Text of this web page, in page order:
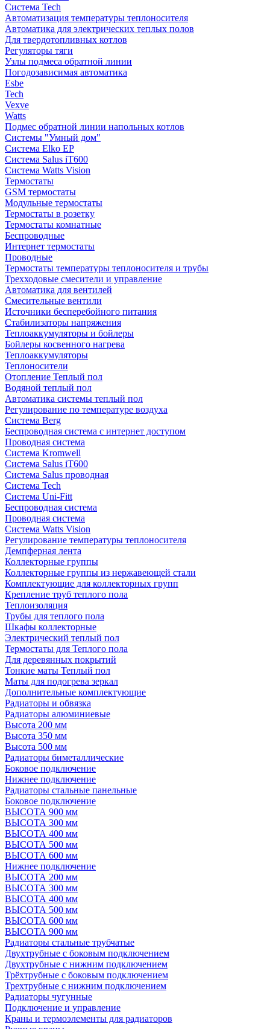
Система Tech
Автоматизация температуры теплоносителя
Автоматика для электрических теплых полов
Для твердотопливных котлов
Регуляторы тяги
Узлы подмеса обратной линии
Погодозависимая автоматика
Esbe
Tech
Vexve
Watts
Подмес обратной линии напольных котлов
Системы "Умный дом"
Система Elko EP
Система Salus iT600
Система Watts Vision
Термостаты
GSM термостаты
Модульные термостаты
Термостаты в розетку
Термостаты комнатные
Беспроводные
Интернет термостаты
Проводные
Термостаты температуры теплоносителя и трубы
Трехходовые смесители и управление
Автоматика для вентилей
Смесительные вентили
Источники бесперебойного питания
Стабилизаторы напряжения
Теплоаккумуляторы и бойлеры
Бойлеры косвенного нагрева
Теплоаккумуляторы
Теплоносители
Отопление Теплый пол
Водяной теплый пол
Автоматика системы теплый пол
Регулирование по температуре воздуха
Система Berg
Беспроводная система с интернет доступом
Проводная система
Система Kromwell
Система Salus iT600
Система Salus проводная
Система Tech
Система Uni-Fitt
Беспроводная система
Проводная система
Система Watts Vision
Регулирование температуры теплоносителя
Демпферная лента
Коллекторные группы
Коллекторные группы из нержавеющей стали
Комплектующие для коллекторных групп
Крепление труб теплого пола
Теплоизоляция
Трубы для теплого пола
Шкафы коллекторные
Электрический теплый пол
Термостаты для Теплого пола
Для деревянных покрытий
Тонкие маты Теплый пол
Маты для подогрева зеркал
Дополнительные комплектующие
Радиаторы и обвязка
Радиаторы алюминиевые
Высота 200 мм
Высота 350 мм
Высота 500 мм
Радиаторы биметаллические
Боковое подключение
Нижнее подключение
Радиаторы стальные панельные
Боковое подключение
ВЫСОТА 900 мм
ВЫСОТА 300 мм
ВЫСОТА 400 мм
ВЫСОТА 500 мм
ВЫСОТА 600 мм
Нижнее подключение
ВЫСОТА 200 мм
ВЫСОТА 300 мм
ВЫСОТА 400 мм
ВЫСОТА 500 мм
ВЫСОТА 600 мм
ВЫСОТА 900 мм
Радиаторы стальные трубчатые
Двухтрубные с боковым подключением
Двухтрубные с нижним подключением
Трёхтрубные с боковым подключением
Трехтрубные с нижним подключением
Радиаторы чугунные
Подключение и управление
Краны и термоэлементы для радиаторов